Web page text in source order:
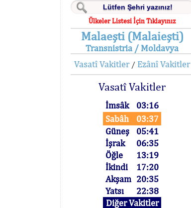
Ülkeler Listesi İçin Tıklayınız
Malaeşti (Malaieşti)
Transnistria / Moldavya
Vasatî Vakitler/ Ezânî Vakitler
Vasatî Vakitler
İmsâk
03:16
Sabâh
03:37
Güneş
05:41
İşrak
06:35
Öğle
13:19
İkindi
17:20
Akşam 20:35
Yatsı
22:38
Diğer Vakitler